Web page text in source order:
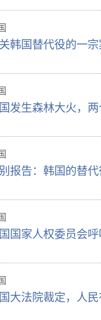
韩国替代役的一
发生森林大火，
报告：韩国的替
国家人权委员会
大法院裁定，人